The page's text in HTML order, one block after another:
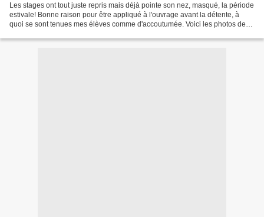
Les stages ont tout juste repris mais déjà pointe son nez, masqué, la période
estivale! Bonne raison pour être appliqué à l'ouvrage avant la détente, à
quoi se sont tenues mes élèves comme d'accoutumée. Voici les photos de